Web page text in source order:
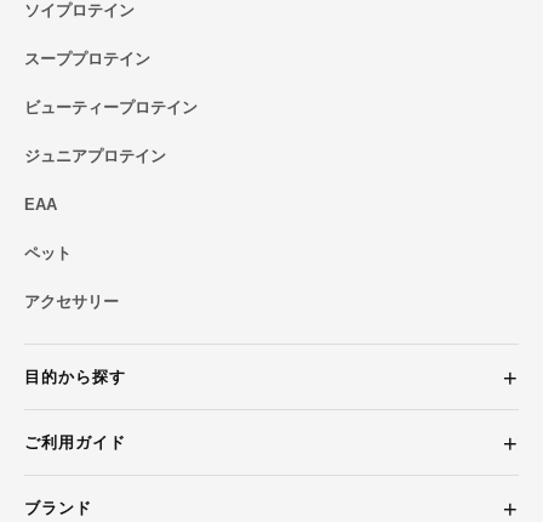
ソイプロテイン
スーププロテイン
ビューティープロテイン
ジュニアプロテイン
EAA
ペット
アクセサリー
目的から探す
ご利用ガイド
ブランド